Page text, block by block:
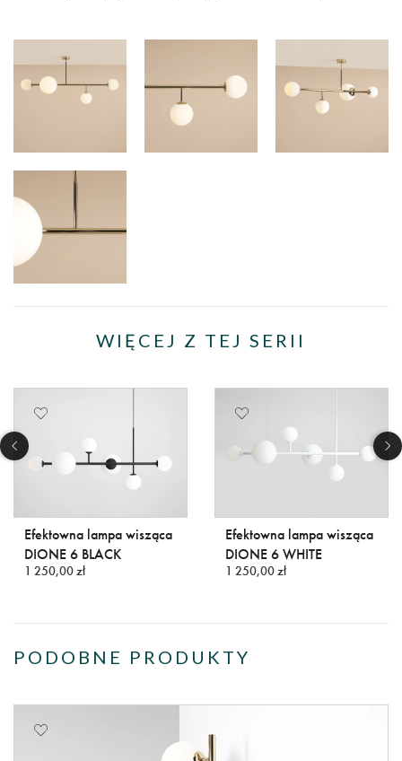
WIĘCEJ Z TEJ SERII
Efektowna lampa wisząca
DIONE 6 BLACK
1 250,00 zł
Efektowna lampa wisząca
DIONE 6 WHITE
1 250,00 zł
PODOBNE PRODUKTY